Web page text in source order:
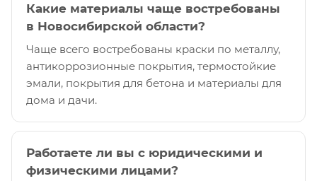
Какие материалы чаще востребованы
в Новосибирской области?
Чаще всего востребованы краски по металлу,
антикоррозионные покрытия, термостойкие
эмали, покрытия для бетона и материалы для
дома и дачи.
Работаете ли вы с юридическими и
физическими лицами?